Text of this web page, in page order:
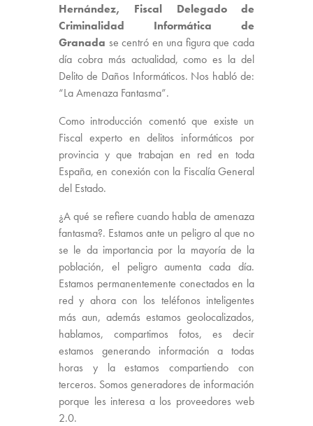
Hernández, Fiscal Delegado de
Criminalidad Informática de
Granada se centró en una figura que cada
día cobra más actualidad, como es la del
Delito de Daños Informáticos. Nos habló de:
“La Amenaza Fantasma”.
Como introducción comentó que existe un
Fiscal experto en delitos informáticos por
provincia y que trabajan en red en toda
España, en conexión con la Fiscalía General
del Estado.
¿A qué se refiere cuando habla de amenaza
fantasma?. Estamos ante un peligro al que no
se le da importancia por la mayoría de la
población, el peligro aumenta cada día.
Estamos permanentemente conectados en la
red y ahora con los teléfonos inteligentes
más aun, además estamos geolocalizados,
hablamos, compartimos fotos, es decir
estamos generando información a todas
horas y la estamos compartiendo con
terceros. Somos generadores de información
porque les interesa a los proveedores web
2.0.